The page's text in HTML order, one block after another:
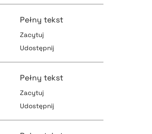
pobierz cytat
pobierz cytat
Pełny tekst
Zacytuj
Udostępnij
pobierz cytat
Pełny tekst
Zacytuj
Udostępnij